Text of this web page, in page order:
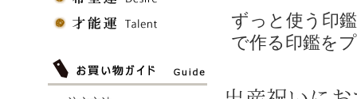
ずっと使う印
で作る印鑑を